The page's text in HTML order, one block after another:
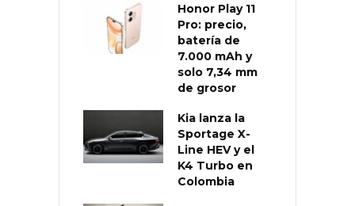
Honor Play 11
Pro: precio,
batería de
7.000 mAh y
solo 7,34 mm
de grosor
Kia lanza la
Sportage X-
Line HEV y el
K4 Turbo en
Colombia